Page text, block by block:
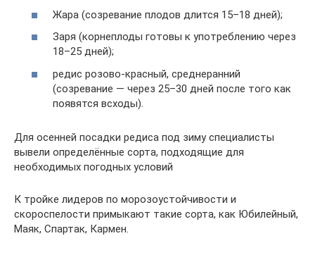
Жара (созревание плодов длится 15–18 дней);
Заря (корнеплоды готовы к употреблению через
18–25 дней);
редис розово-красный, среднеранний
(созревание — через 25–30 дней после того как
появятся всходы).
Для осенней посадки редиса под зиму специалисты
вывели определённые сорта, подходящие для
необходимых погодных условий
К тройке лидеров по морозоустойчивости и
скороспелости примыкают такие сорта, как Юбилейный,
Маяк, Спартак, Кармен.